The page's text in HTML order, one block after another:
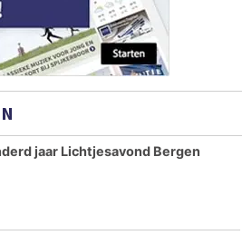
jaar Lichtjesavond Bergen